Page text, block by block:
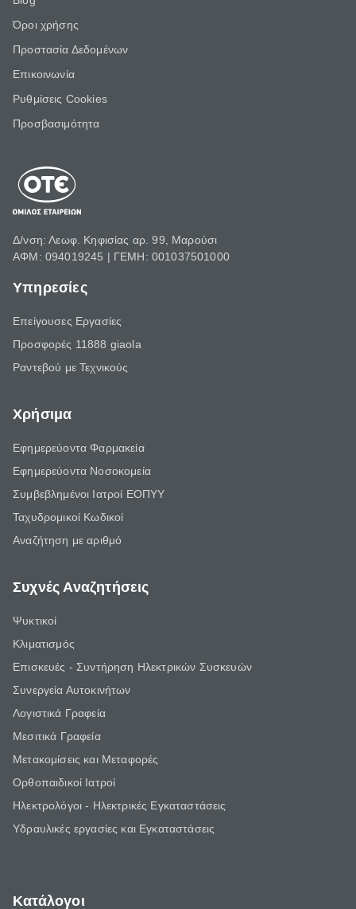
Όροι χρήσης
Προστασία Δεδομένων
Επικοινωνία
Ρυθμίσεις Cookies
Προσβασιμότητα
Δ/νση: Λεωφ. Κηφισίας αρ. 99, Μαρούσι
ΑΦΜ: 094019245 | ΓΕΜΗ: 001037501000
Υπηρεσίες
Επείγουσες Εργασίες
Προσφορές 11888 giaola
Ραντεβού με Τεχνικούς
Χρήσιμα
Εφημερεύοντα Φαρμακεία
Εφημερεύοντα Νοσοκομεία
Συμβεβλημένοι Ιατροί ΕΟΠΥΥ
Ταχυδρομικοί Κωδικοί
Αναζήτηση με αριθμό
Συχνές Αναζητήσεις
Ψυκτικοί
Κλιματισμός
Επισκευές - Συντήρηση Ηλεκτρικών Συσκευών
Συνεργεία Αυτοκινήτων
Λογιστικά Γραφεία
Μεσιτικά Γραφεία
Μετακομίσεις και Μεταφορές
Ορθοπαιδικοί Ιατροί
Ηλεκτρολόγοι - Ηλεκτρικές Εγκαταστάσεις
Υδραυλικές εργασίες και Εγκαταστάσεις
Κατάλογοι